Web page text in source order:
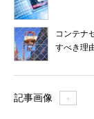
コンテナ
すべき理
記事画像 ＋